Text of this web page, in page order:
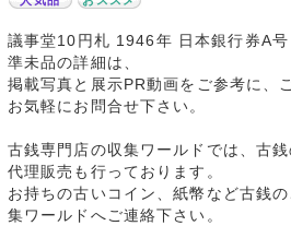
議事堂10円札 1946年 日本銀行券A
準未品の詳細は、
掲載写真と展示PR動画をご参考に、
お気軽にお問合せ下さい。
古銭専門店の収集ワールドでは、古銭
代理販売も行っております。
お持ちの古いコイン、紙幣など古銭
集ワールドへご連絡下さい。